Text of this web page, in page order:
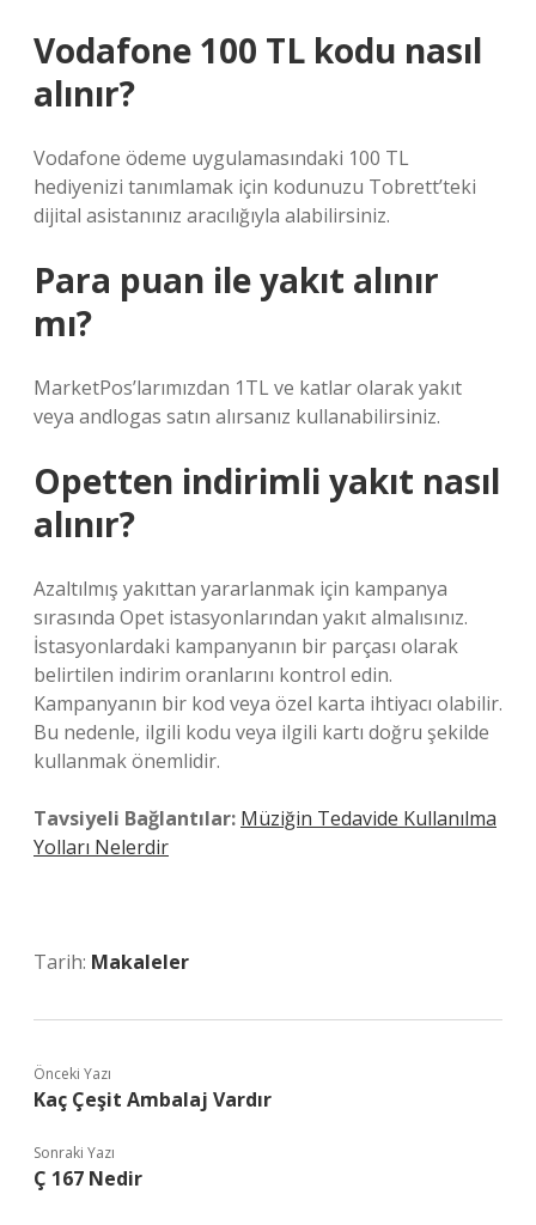
Vodafone 100 TL kodu nasıl
alınır?
Vodafone ödeme uygulamasındaki 100 TL
hediyenizi tanımlamak için kodunuzu Tobrett’teki
dijital asistanınız aracılığıyla alabilirsiniz.
Para puan ile yakıt alınır
mı?
MarketPos’larımızdan 1TL ve katlar olarak yakıt
veya andlogas satın alırsanız kullanabilirsiniz.
Opetten indirimli yakıt nasıl
alınır?
Azaltılmış yakıttan yararlanmak için kampanya
sırasında Opet istasyonlarından yakıt almalısınız.
İstasyonlardaki kampanyanın bir parçası olarak
belirtilen indirim oranlarını kontrol edin.
Kampanyanın bir kod veya özel karta ihtiyacı olabilir.
Bu nedenle, ilgili kodu veya ilgili kartı doğru şekilde
kullanmak önemlidir.
Tavsiyeli Bağlantılar: Müziğin Tedavide Kullanılma
Yolları Nelerdir
Tarih: Makaleler
Önceki Yazı
Kaç Çeşit Ambalaj Vardır
Sonraki Yazı
Ç 167 Nedir